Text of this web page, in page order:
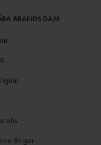
BRANDS DAM
Birger